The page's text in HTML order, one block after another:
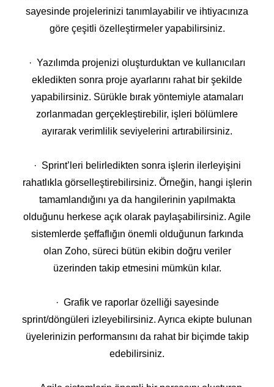
sayesinde projelerinizi tanımlayabilir ve ihtiyacınıza
göre çeşitli özelleştirmeler yapabilirsiniz.
· Yazılımda projenizi oluşturduktan ve kullanıcıları
ekledikten sonra proje ayarlarını rahat bir şekilde
yapabilirsiniz. Sürükle bırak yöntemiyle atamaları
zorlanmadan gerçekleştirebilir, işleri bölümlere
ayırarak verimlilik seviyelerini artırabilirsiniz.
· Sprint’leri belirledikten sonra işlerin ilerleyişini
rahatlıkla görselleştirebilirsiniz. Örneğin, hangi işlerin
tamamlandığını ya da hangilerinin yapılmakta
olduğunu herkese açık olarak paylaşabilirsiniz. Agile
sistemlerde şeffaflığın önemli olduğunun farkında
olan Zoho, süreci bütün ekibin doğru veriler
üzerinden takip etmesini mümkün kılar.
· Grafik ve raporlar özelliği sayesinde
sprint/döngüleri izleyebilirsiniz. Ayrıca ekipte bulunan
üyelerinizin performansını da rahat bir biçimde takip
edebilirsiniz.